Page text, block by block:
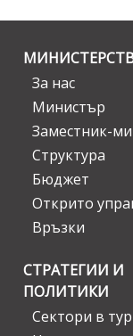
За нас
Министър
Заместник-
Структура
Бюджет
Открито
Връзки
СТРАТЕГИИ И
ПОЛИТИКИ
Сектори в